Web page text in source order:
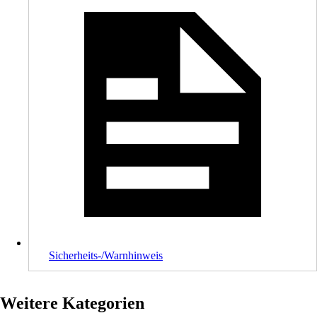
Sicherheits-/Warnhinweis
Weitere Kategorien